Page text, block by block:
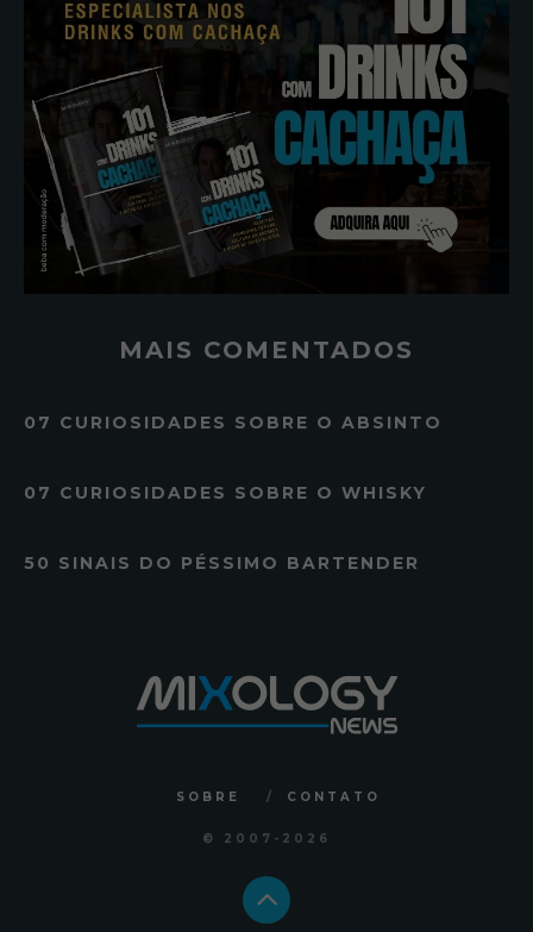
MAIS COMENTADOS
07 CURIOSIDADES SOBRE O ABSINTO
07 CURIOSIDADES SOBRE O WHISKY
50 SINAIS DO PÉSSIMO BARTENDER
SOBRE CONTATO
© 2007 -2026